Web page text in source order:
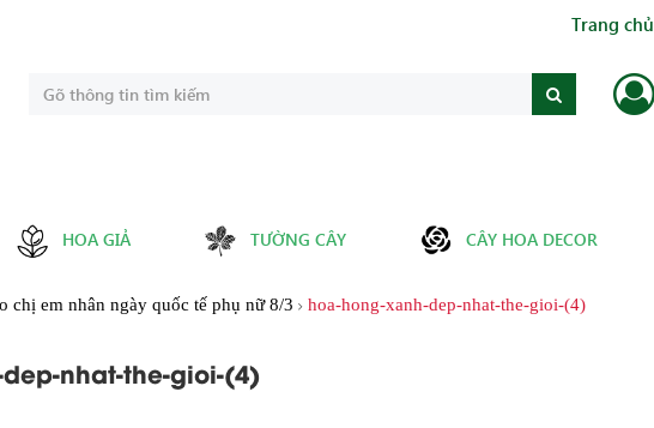
Trang chủ
HOA GIẢ TƯỜNG CÂY CÂY HOA DECOR
chị em nhân ngày quốc tế phụ nữ 8/3 hoa-hong-xanh-dep-nhat-the-gioi-(4)
nhat-the-gioi-(4)